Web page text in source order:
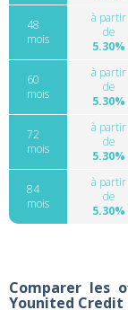
48
mois
à partir
de
5.30%
60
mois
à partir
de
5.30%
72
mois
à partir
de
5.30%
84
mois
à partir
de
5.30%
Comparer les
Younited Credit